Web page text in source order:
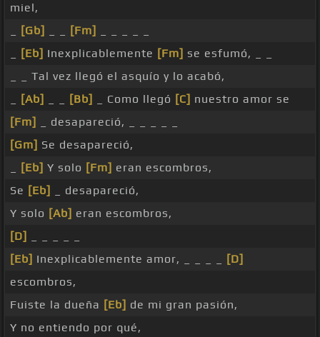
miel,
[Gb] [Fm]
[Eb] Inexplicablemente [Fm] se esfumó, _ _
_ _ Tal vez llegó el asquío y lo acabó,
[Ab] [Bb] _ Como llegó [C] nuestro amor se
[Fm]
_ desapareció, _ _ _ _ _
[Gm] Se desapareció,
[Eb] Y solo [Fm] eran escombros,
Se [Eb]
_ desapareció,
Y solo [Ab] eran escombros,
[D]
[Eb] Inexplicablemente amor, _ _ _ _
[D]
escombros,
Fuiste la dueña [Eb] de mi gran pasión,
Y no entiendo por qué,